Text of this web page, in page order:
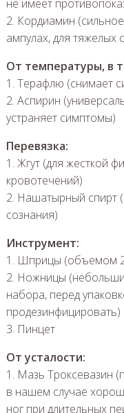
не имеет
2. Кордиамин
ампулах, для тяжелых
От температуры, в
1. Терафлю (снимает
2. Аспирин
устраняет симптомы)
Перевязка:
1. Жгут (для жесткой
кровотечений)
2. Нашатырный спирт
сознания)
Инструмент:
1. Шприцы (объемом
2. Ножницы
набора, перед
продезинфицировать)
3. Пинцет
От усталости:
1. Мазь Троксевазин
в нашем случае
ног при длительных